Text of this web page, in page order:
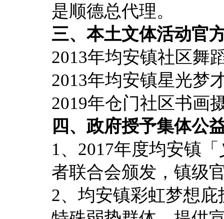
是顺德总代理。
三、本土文体活动官
2013年均安镇社区舞
2013年均安镇星光梦
2019年仓门社区书画
四、政府授予集体公
1、2017年度均安镇
者联合会颁发，镇级
2、均安镇彩虹梦想